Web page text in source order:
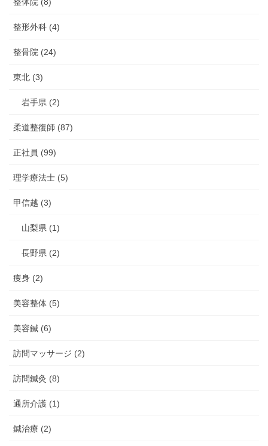
整形外科 (4)
整骨院 (24)
東北 (3)
岩手県 (2)
柔道整復師 (87)
正社員 (99)
理学療法士 (5)
甲信越 (3)
山梨県 (1)
長野県 (2)
痩身 (2)
美容整体 (5)
美容鍼 (6)
訪問マッサージ (2)
訪問鍼灸 (8)
通所介護 (1)
鍼治療 (2)